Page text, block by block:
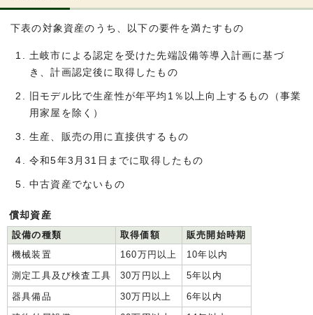
下表の対象資産のうち、以下の要件を満たすもの
土岐市による認定を受けた先端設備等導入計画に基づ
き、計画認定後に取得したもの
旧モデル比で生産性が年平均1％以上向上するもの（事業
用家屋を除く）
生産、販売の用に直接供するもの
令和5年3月31日までに取得したもの
中古資産でないもの
償却資産
設備の種類
取得価額
販売開始時期
機械装置
160万円以上
10年以内
測定工具及び検査工具
30万円以上
5年以内
器具備品
30万円以上
6年以内